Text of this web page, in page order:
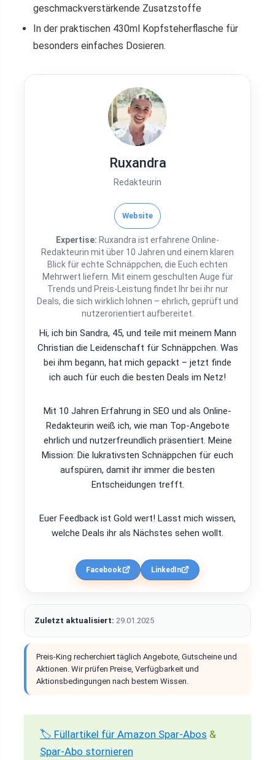
geschmackverstärkende Zusatzstoffe
In der praktischen 430ml Kopfsteherflasche für
besonders einfaches Dosieren.
Ruxandra
Redakteurin
Website
Expertise: Ruxandra ist erfahrene Online-
Redakteurin mit über 10 Jahren und einem klaren
Blick für echte Schnäppchen, die Euch echten
Mehrwert liefern. Mit einem geschulten Auge für
Trends und Preis-Leistung findet Ihr bei ihr nur
Deals, die sich wirklich lohnen – ehrlich, geprüft und
nutzerorientiert aufbereitet.
Hi, ich bin Sandra, 45, und teile mit meinem Mann
Christian die Leidenschaft für Schnäppchen. Was
bei ihm begann, hat mich gepackt – jetzt finde
ich auch für euch die besten Deals im Netz!
Mit 10 Jahren Erfahrung in SEO und als Online-
Redakteurin weiß ich, wie man Top-Angebote
ehrlich und nutzerfreundlich präsentiert. Meine
Mission: Die lukrativsten Schnäppchen für euch
aufspüren, damit ihr immer die besten
Entscheidungen trefft.
Euer Feedback ist Gold wert! Lasst mich wissen,
welche Deals ihr als Nächstes sehen wollt.
Facebook LinkedIn
Zuletzt aktualisiert: 29.01.2025
Preis-King recherchiert täglich Angebote, Gutscheine und
Aktionen. Wir prüfen Preise, Verfügbarkeit und
Aktionsbedingungen nach bestem Wissen.
🏷️ Füllartikel für Amazon Spar-Abos &
Spar-Abo stornieren